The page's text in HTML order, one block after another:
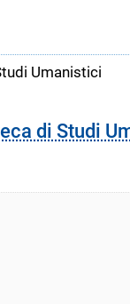
Umanistici
di Studi